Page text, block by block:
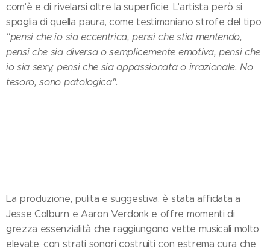
com'è e di rivelarsi oltre la superficie. L'artista però si
spoglia di quella paura, come testimoniano strofe del tipo
"pensi che io sia eccentrica, pensi che stia mentendo,
pensi che sia diversa o semplicemente emotiva, pensi che
io sia sexy, pensi che sia appassionata o irrazionale. No
tesoro, sono patologica".
La produzione, pulita e suggestiva, è stata affidata a
Jesse Colburn e Aaron Verdonk e offre momenti di
grezza essenzialità che raggiungono vette musicali molto
elevate, con strati sonori costruiti con estrema cura che